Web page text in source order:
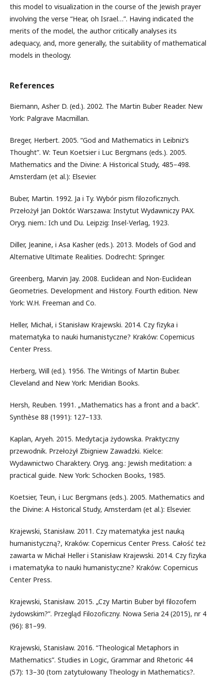
this model to visualization in the course of the Jewish prayer
involving the verse “Hear, oh Israel…”. Having indicated the
merits of the model, the author critically analyses its
adequacy, and, more generally, the suitability of mathematical
models in theology.
References
Biemann, Asher D. (ed.). 2002. The Martin Buber Reader. New
York: Palgrave Macmillan.
Breger, Herbert. 2005. “God and Mathematics in Leibniz’s
Thought”. W: Teun Koetsier i Luc Bergmans (eds.). 2005.
Mathematics and the Divine: A Historical Study, 485–498.
Amsterdam (et al.): Elsevier.
Buber, Martin. 1992. Ja i Ty. Wybór pism filozoficznych.
Przełożył Jan Doktór. Warszawa: Instytut Wydawniczy PAX.
Oryg. niem.: Ich und Du. Leipzig: Insel-Verlag, 1923.
Diller, Jeanine, i Asa Kasher (eds.). 2013. Models of God and
Alternative Ultimate Realities. Dodrecht: Springer.
Greenberg, Marvin Jay. 2008. Euclidean and Non-Euclidean
Geometries. Development and History. Fourth edition. New
York: W.H. Freeman and Co.
Heller, Michał, i Stanisław Krajewski. 2014. Czy fizyka i
matematyka to nauki humanistyczne? Kraków: Copernicus
Center Press.
Herberg, Will (ed.). 1956. The Writings of Martin Buber.
Cleveland and New York: Meridian Books.
Hersh, Reuben. 1991. „Mathematics has a front and a back”.
Synthèse 88 (1991): 127–133.
Kaplan, Aryeh. 2015. Medytacja żydowska. Praktyczny
przewodnik. Przełożył Zbigniew Zawadzki. Kielce:
Wydawnictwo Charaktery. Oryg. ang.: Jewish meditation: a
practical guide. New York: Schocken Books, 1985.
Koetsier, Teun, i Luc Bergmans (eds.). 2005. Mathematics and
the Divine: A Historical Study, Amsterdam (et al.): Elsevier.
Krajewski, Stanisław. 2011. Czy matematyka jest nauką
humanistyczną?, Kraków: Copernicus Center Press. Całość też
zawarta w Michał Heller i Stanisław Krajewski. 2014. Czy fizyka
i matematyka to nauki humanistyczne? Kraków: Copernicus
Center Press.
Krajewski, Stanisław. 2015. „Czy Martin Buber był filozofem
żydowskim?”. Przegląd Filozoficzny. Nowa Seria 24 (2015), nr 4
(96): 81–99.
Krajewski, Stanisław. 2016. “Theological Metaphors in
Mathematics”. Studies in Logic, Grammar and Rhetoric 44
(57): 13–30 (tom zatytułowany Theology in Mathematics?.